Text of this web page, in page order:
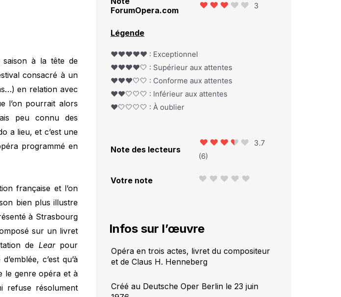
saison à la tête de
consacré à un
en relation avec
l’on pourrait alors
peu connu des
a lieu, et c’est une
programmé en
française et l’on
bien plus illustre
à Strasbourg
sur un livret
de Lear pour
c’est qu’à
le genre opéra et à
refuse résolument
ForumOpera.com
3
Légende
❤️❤️❤️❤️❤️ : Exceptionnel
❤️❤️❤️❤️🤍 : Supérieur aux attentes
❤️❤️❤️🤍🤍 : Conforme aux attentes
❤️❤️🤍🤍🤍 : Inférieur aux attentes
❤️🤍🤍🤍🤍 : À oublier
Note des lecteurs
3.7
(6)
Votre note
Infos sur l’œuvre
Opéra en trois actes, livret du compositeur
et de Claus H. Henneberg
Créé au Deutsche Oper Berlin le 23 juin